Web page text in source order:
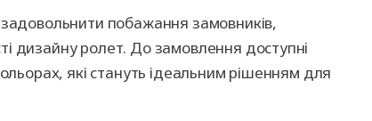
побажання замовників,
дизайну ролет. До замовлення доступні
які стануть ідеальним рішенням для